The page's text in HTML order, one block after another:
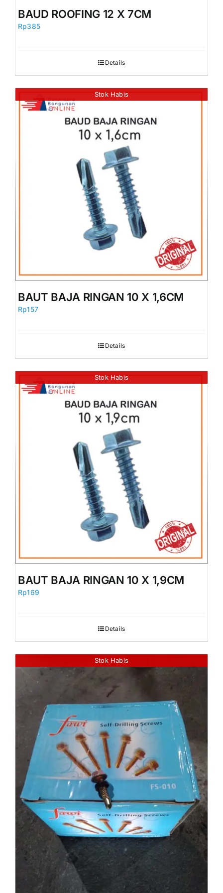
Orders
BAUD ROOFING 12 X 7CM
Rp385
Details
Stok Habis
BAUT BAJA RINGAN 10 X 1,6CM
Rp157
Details
Stok Habis
BAUT BAJA RINGAN 10 X 1,9CM
Rp169
Details
Stok Habis